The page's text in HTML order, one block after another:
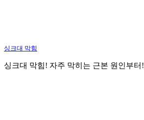
싱크대 막힘
싱크대 막힘! 자주 막히는 근본 원인부터!